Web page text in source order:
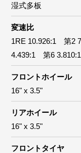
湿式多板
変速比
1RE 10.926:1 第2
4.439:1 第6
フロントホイール
16" x 3.5"
リアホイール
16" x 3.5"
フロントタイヤ